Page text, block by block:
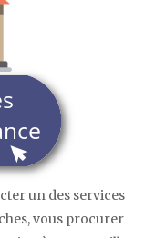
un des services
vous procurer